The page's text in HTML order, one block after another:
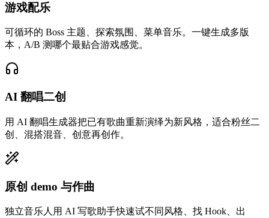
游戏配乐
可循环的 Boss 主题、探索氛围、菜单音乐。一键生成多版
本，A/B 测哪个最贴合游戏感觉。
AI 翻唱二创
用 AI 翻唱生成器把已有歌曲重新演绎为新风格，适合粉丝二
创、混搭混音、创意再创作。
原创 demo 与作曲
独立音乐人用 AI 写歌助手快速试不同风格、找 Hook、出
我描述一个氛围，AI 歌词生成器帮我写词，30 秒就能拿到完
整 AI 歌曲给乐队听 demo。这是我用过最快的'写歌助手'。